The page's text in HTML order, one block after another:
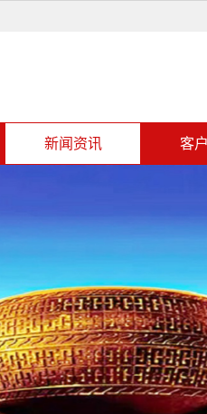
新闻资讯 客